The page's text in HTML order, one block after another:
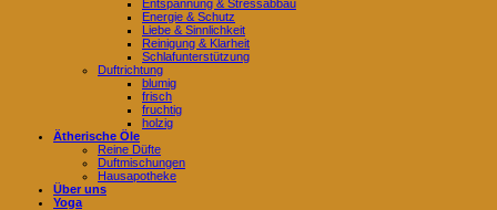
Entspannung & Stressabbau
Energie & Schutz
Liebe & Sinnlichkeit
Reinigung & Klarheit
Schlafunterstützung
Duftrichtung
blumig
frisch
fruchtig
holzig
Ätherische Öle
Reine Düfte
Duftmischungen
Hausapotheke
Über uns
Yoga